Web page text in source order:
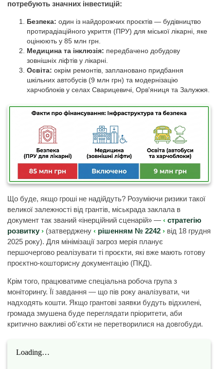
потребують значних інвестицій:
Безпека: один із найдорожчих проєктів — будівництво
протирадіаційного укриття (ПРУ) для міської лікарні, яке
оцінюють у 85 млн грн.
Медицина та інклюзія: передбачено добудову
зовнішніх ліфтів у лікарні.
Освіта: окрім ремонтів, заплановано придбання
шкільних автобусів (9 млн грн) та модернізацію
харчоблоків у селах Сварицевичі, Орв'яниця та Залужжя.
Що буде, якщо гроші не надійдуть? Розуміючи ризики такої
великої залежності від грантів, міськрада заклала в
документ так званий «інерційний сценарій» —
стратегію
розвитку
(затверджену рішенням № 2242
від 18 грудня
2025 року). Для мінімізації загроз мерія планує
першочергово реалізувати ті проєкти, які вже мають готову
проєктно-кошторисну документацію (ПКД).
Крім того, працюватиме спеціальна робоча група з
моніторингу. Її завдання — що пів року аналізувати, чи
надходять кошти. Якщо грантові заявки будуть відхилені,
громада змушена буде переглядати пріоритети, аби
критично важливі об'єкти не перетворилися на довгобуди.